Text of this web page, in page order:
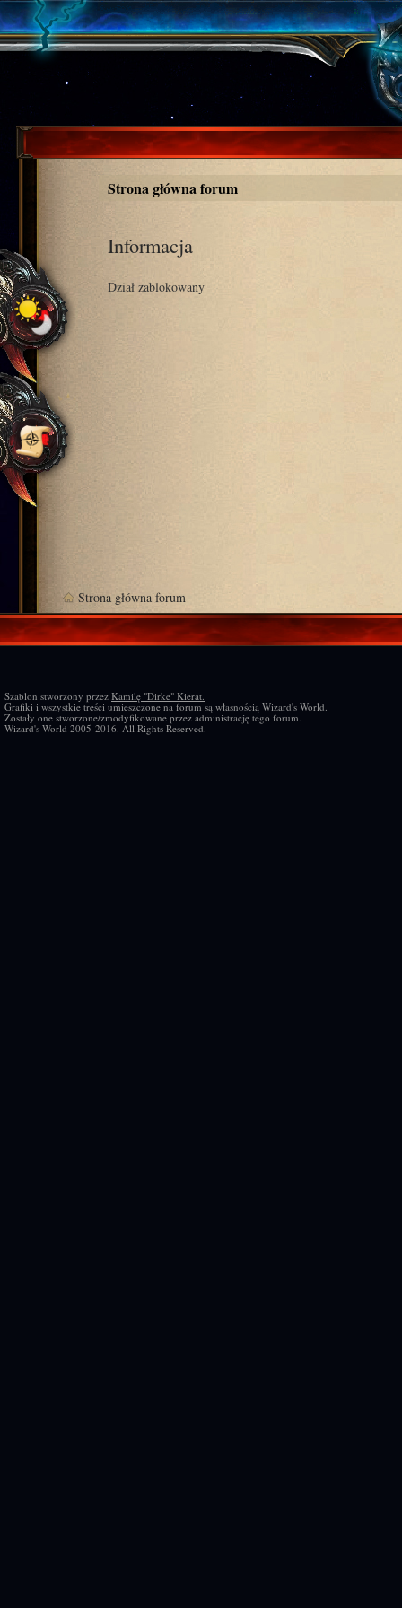
Strona główna forum
Informacja
Dział zablokowany
Strona główna forum
Szablon stworzony przez Kamilę "Dirke" Kierat.
Grafiki i wszystkie treści umieszczone na forum są własnością Wizard's World.
Zostały one stworzone/zmodyfikowane przez administrację tego forum.
Wizard's World 2005-2016. All Rights Reserved.